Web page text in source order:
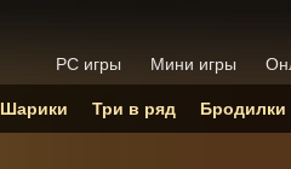
PC игры Мини игры
Шарики Три в ряд Бродилки